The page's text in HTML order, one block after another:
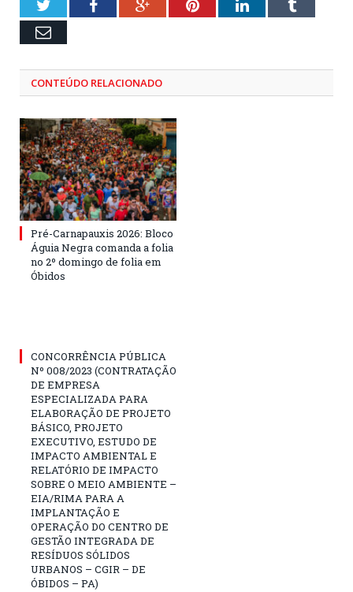
TwitterFacebookGoogle+PinterestLinkedInTumblr
Email
CONTEÚDO RELACIONADO
Pré-Carnapauxis 2026: Bloco
Águia Negra comanda a folia
no 2º domingo de folia em
Óbidos
CONCORRÊNCIA PÚBLICA
Nº 008/2023 (CONTRATAÇÃO
DE EMPRESA
ESPECIALIZADA PARA
ELABORAÇÃO DE PROJETO
BÁSICO, PROJETO
EXECUTIVO, ESTUDO DE
IMPACTO AMBIENTAL E
RELATÓRIO DE IMPACTO
SOBRE O MEIO AMBIENTE –
EIA/RIMA PARA A
IMPLANTAÇÃO E
OPERAÇÃO DO CENTRO DE
GESTÃO INTEGRADA DE
RESÍDUOS SÓLIDOS
URBANOS – CGIR – DE
ÓBIDOS – PA)